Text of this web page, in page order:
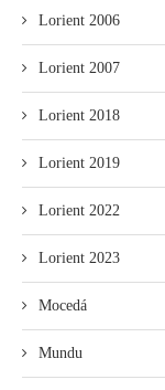
Lorient 2006
Lorient 2007
Lorient 2018
Lorient 2019
Lorient 2022
Lorient 2023
Mocedá
Mundu